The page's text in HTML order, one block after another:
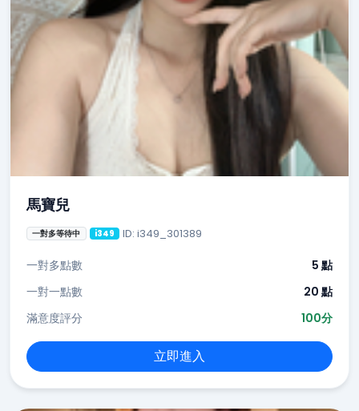
馬寶兒
一對多等待中 i349 ID: i349_301389
一對多點數
5 點
一對一點數
20 點
滿意度評分
100分
立即進入